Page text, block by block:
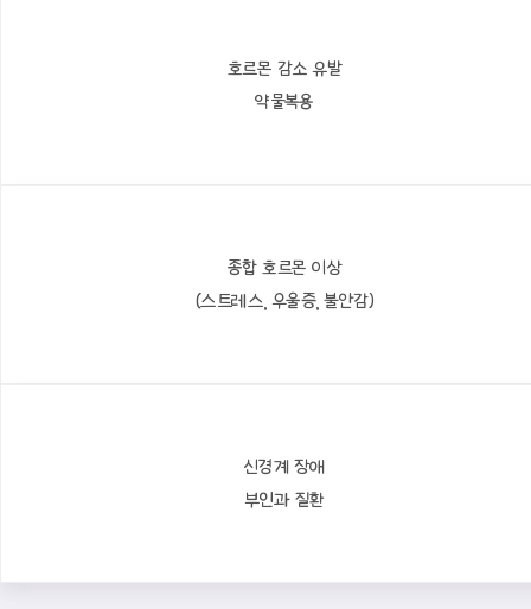
호르몬 감소 유발
약물복용
종합 호르몬 이상
(스트레스, 우울증, 불안감)
신경계 장애
부인과 질환